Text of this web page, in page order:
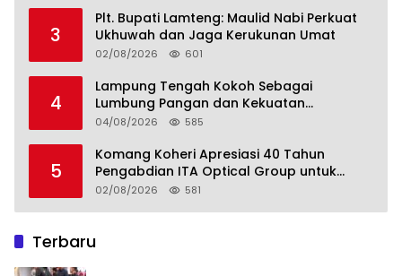
3
Plt. Bupati Lamteng: Maulid Nabi Perkuat
Ukhuwah dan Jaga Kerukunan Umat
02/08/2026 601
4
Lampung Tengah Kokoh Sebagai
Lumbung Pangan dan Kekuatan
Perkebunan Lampung, Komang Koheri:
Menuju Indonesia Emas 2045
04/08/2026 585
5
Komang Koheri Apresiasi 40 Tahun
Pengabdian ITA Optical Group untuk
Kesehatan Mata Masyarakat Lamteng
02/08/2026 581
Terbaru